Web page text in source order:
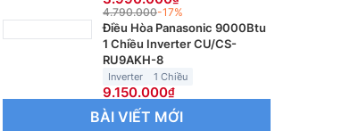
4.790.000-17%
Điều Hòa Panasonic 9000Btu
1 Chiều Inverter CU/CS-
RU9AKH-8
Inverter 1 Chiều
9.150.000
BÀI VIẾT MỚI